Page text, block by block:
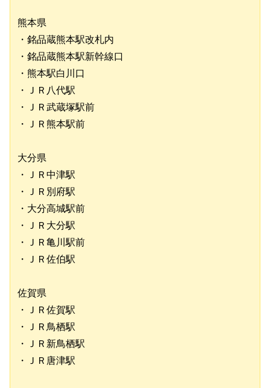
熊本県
・銘品蔵熊本駅改札内
・銘品蔵熊本駅新幹線口
・熊本駅白川口
・ＪＲ八代駅
・ＪＲ武蔵塚駅前
・ＪＲ熊本駅前
大分県
・ＪＲ中津駅
・ＪＲ別府駅
・大分高城駅前
・ＪＲ大分駅
・ＪＲ亀川駅前
・ＪＲ佐伯駅
佐賀県
・ＪＲ佐賀駅
・ＪＲ鳥栖駅
・ＪＲ新鳥栖駅
・ＪＲ唐津駅